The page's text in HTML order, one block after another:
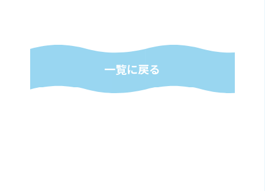
一覧に戻る